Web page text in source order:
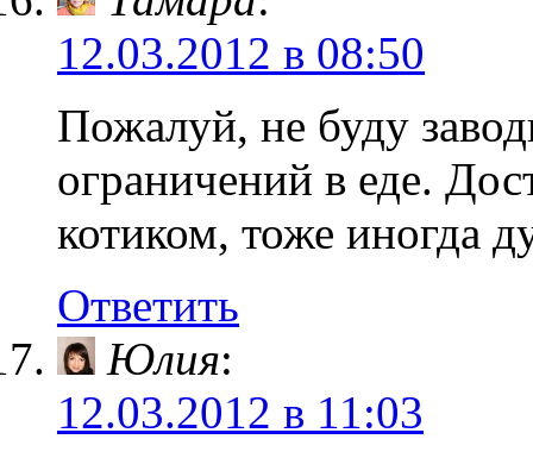
12.03.2012 в 08:50
Пожалуй, не буду
ограничений в еде.
котиком, тоже иногда
Ответить
Юлия:
12.03.2012 в 11:03